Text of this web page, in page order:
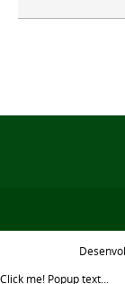
Click me! Popup text...